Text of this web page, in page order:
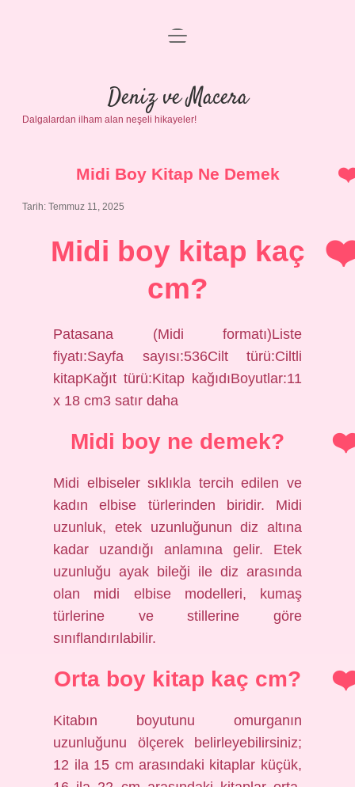
Anasayfa
Gizlilik Politikası
Yasal Uyarı
menüyü
Deniz ve Macera
Dalgalardan ilham alan neşeli hikayeler!
Midi Boy Kitap Ne Demek
Tarih: Temmuz 11, 2025
Midi boy kitap kaç
cm?
Patasana (Midi formatı)Liste
fiyatı:Sayfa sayısı:536Cilt türü:Ciltli
kitapKağıt türü:Kitap kağıdıBoyutlar:11
x 18 cm3 satır daha
Midi boy ne demek?
Midi elbiseler sıklıkla tercih edilen ve
kadın elbise türlerinden biridir. Midi
uzunluk, etek uzunluğunun diz altına
kadar uzandığı anlamına gelir. Etek
uzunluğu ayak bileği ile diz arasında
olan midi elbise modelleri, kumaş
türlerine ve stillerine göre
sınıflandırılabilir.
Orta boy kitap kaç cm?
Kitabın boyutunu omurganın
uzunluğunu ölçerek belirleyebilirsiniz;
12 ila 15 cm arasındaki kitaplar küçük,